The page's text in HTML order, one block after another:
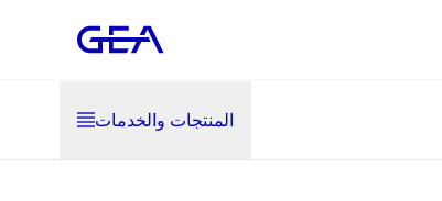
المنتجات والخدمات